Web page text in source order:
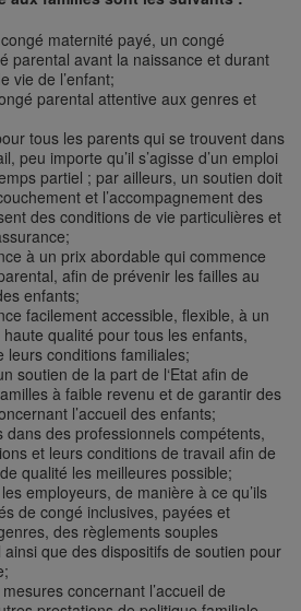
maternité payé, un congé
parental avant la naissance et durant
vie de l’enfant;
parental attentive aux genres et
tous les parents qui se trouvent dans
peu importe qu’il s’agisse d’un emploi
partiel ; par ailleurs, un soutien doit
et l’accompagnement des
des conditions de vie particulières et
à un prix abordable qui commence
afin de prévenir les failles au
enfants;
facilement accessible, flexible, à un
qualité pour tous les enfants,
leurs conditions familiales;
soutien de la part de l‘Etat afin de
à faible revenu et de garantir des
l’accueil des enfants;
dans des professionnels compétents,
et leurs conditions de travail afin de
qualité les meilleures possible;
employeurs, de manière à ce qu’ils
de congé inclusives, payées et
des règlements souples
que des dispositifs de soutien pour
concernant l’accueil de